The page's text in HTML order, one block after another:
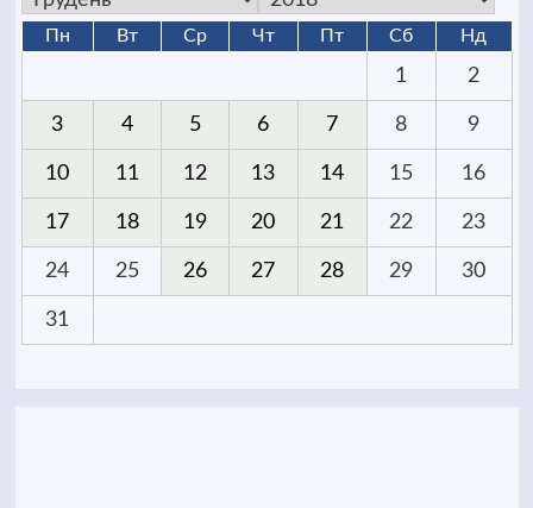
Пн Вт Ср Чт Пт Сб Нд
1 2
3 4 5 6 7 8 9
10 11 12 13 14 15 16
17 18 19 20 21 22 23
24 25 26 27 28 29 30
31